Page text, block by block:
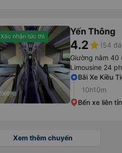
Xác nhận tức thì Yến Thông
4.2star (54
Giường nằm 40
Limousine 24
Bãi Xe Kiều
10h10m
Bến xe liên
Xem thêm chuyến